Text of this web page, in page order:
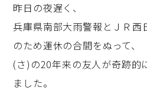
昨日の夜遅く、
兵庫県南部大雨警報とＪＲ西
のため運休の合間をぬって、
(さ)の20年来の友人が奇跡的
ました。